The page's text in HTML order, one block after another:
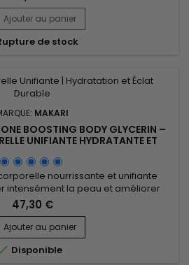
Root Extract, le Licorice Extract,
C) et le Citric Acid, des actifs
à réduire l’apparence des...
Ajouter au panier
de stock
MAKARI
BOOSTING BODY GLYCERIN –
UNIFIANTE HYDRATANTE ET
nourrissante et unifiante
intensément la peau et améliorer
Exclusive Tone Boosting Body
Root Extract, le Licorice Extract,
C), la Vitamin A et la Vitamin E, des
aider à réduire l’apparence des...
47,30 €
Ajouter au panier
Disponible